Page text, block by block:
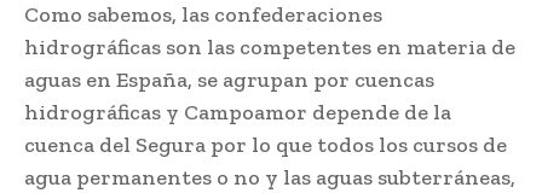
Como sabemos, las confederaciones
hidrográficas son las competentes en materia de
aguas en España, se agrupan por cuencas
hidrográficas y Campoamor depende de la
cuenca del Segura por lo que todos los cursos de
agua permanentes o no y las aguas subterráneas,